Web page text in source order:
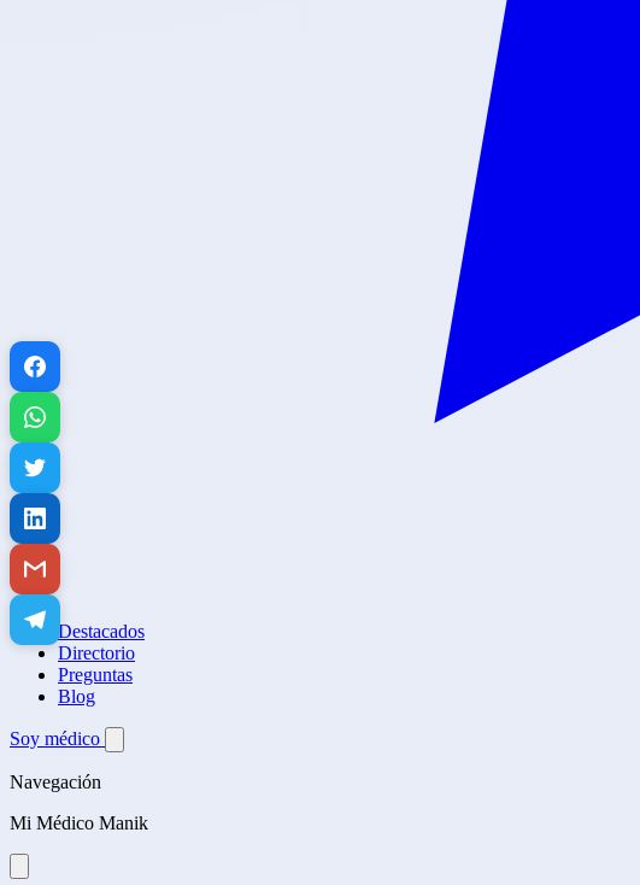
Destacados
Directorio
Preguntas
Blog
Soy médico
Navegación
Mi Médico Manik